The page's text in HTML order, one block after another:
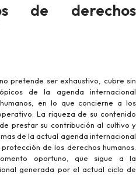
de derechos
de la agenda internacional
en lo que concierne a los
La riqueza de su contenido
prestar su contribución al cultivo y
de la actual agenda internacional
de los derechos humanos.
oportuno, que sigue a la
generada por el actual ciclo de